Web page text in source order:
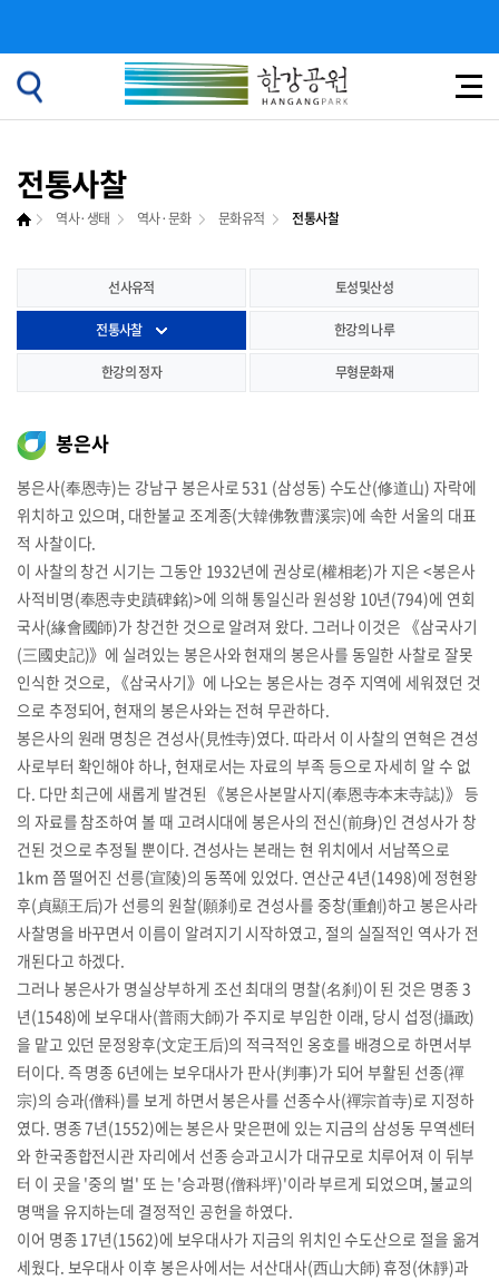
전통사찰
역사·생태 역사·문화 문화유적 전통사찰
선사유적 토성및산성
전통사찰 한강의 나루
한강의 정자 무형문화재
봉은사
봉은사(奉恩寺)는 강남구 봉은사로 531 (삼성동) 수도산(修道山) 자락에
위치하고 있으며, 대한불교 조계종(大韓佛敎曹溪宗)에 속한 서울의 대표
적 사찰이다.
이 사찰의 창건 시기는 그동안 1932년에 권상로(權相老)가 지은 <봉은사
사적비명(奉恩寺史蹟碑銘)>에 의해 통일신라 원성왕 10년(794)에 연회
국사(緣會國師)가 창건한 것으로 알려져 왔다. 그러나 이것은 《삼국사기
(三國史記)》에 실려있는 봉은사와 현재의 봉은사를 동일한 사찰로 잘못
인식한 것으로, 《삼국사기》에 나오는 봉은사는 경주 지역에 세워졌던 것
으로 추정되어, 현재의 봉은사와는 전혀 무관하다.
봉은사의 원래 명칭은 견성사(見性寺)였다. 따라서 이 사찰의 연혁은 견성
사로부터 확인해야 하나, 현재로서는 자료의 부족 등으로 자세히 알 수 없
다. 다만 최근에 새롭게 발견된 《봉은사본말사지(奉恩寺本末寺誌)》 등
의 자료를 참조하여 볼 때 고려시대에 봉은사의 전신(前身)인 견성사가 창
건된 것으로 추정될 뿐이다. 견성사는 본래는 현 위치에서 서남쪽으로
1km 쯤 떨어진 선릉(宣陵)의 동쪽에 있었다. 연산군 4년(1498)에 정현왕
후(貞顯王后)가 선릉의 원찰(願刹)로 견성사를 중창(重創)하고 봉은사라
사찰명을 바꾸면서 이름이 알려지기 시작하였고, 절의 실질적인 역사가 전
개된다고 하겠다.
그러나 봉은사가 명실상부하게 조선 최대의 명찰(名刹)이 된 것은 명종 3
년(1548)에 보우대사(普雨大師)가 주지로 부임한 이래, 당시 섭정(攝政)
을 맡고 있던 문정왕후(文定王后)의 적극적인 옹호를 배경으로 하면서부
터이다. 즉 명종 6년에는 보우대사가 판사(判事)가 되어 부활된 선종(禪
宗)의 승과(僧科)를 보게 하면서 봉은사를 선종수사(禪宗首寺)로 지정하
였다. 명종 7년(1552)에는 봉은사 맞은편에 있는 지금의 삼성동 무역센터
와 한국종합전시관 자리에서 선종 승과고시가 대규모로 치루어져 이 뒤부
터 이 곳을 '중의 벌' 또 는 '승과평(僧科坪)'이라 부르게 되었으며, 불교의
명맥을 유지하는데 결정적인 공헌을 하였다.
이어 명종 17년(1562)에 보우대사가 지금의 위치인 수도산으로 절을 옮겨
세웠다. 보우대사 이후 봉은사에서는 서산대사(西山大師) 휴정(休靜)과